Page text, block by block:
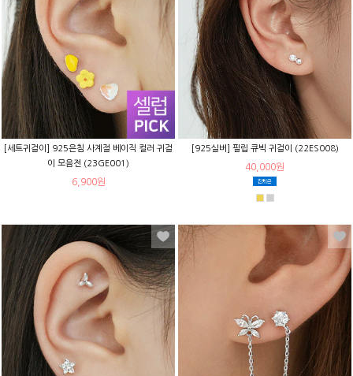
[세트귀걸이] 925은침 사계절 베이직 컬러 귀걸
이 모음전 (23GE001)
6,900원
[925실버] 필립 큐빅 귀걸이 (22ES008)
40,000원